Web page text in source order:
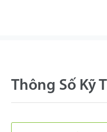
Thông Số Kỹ